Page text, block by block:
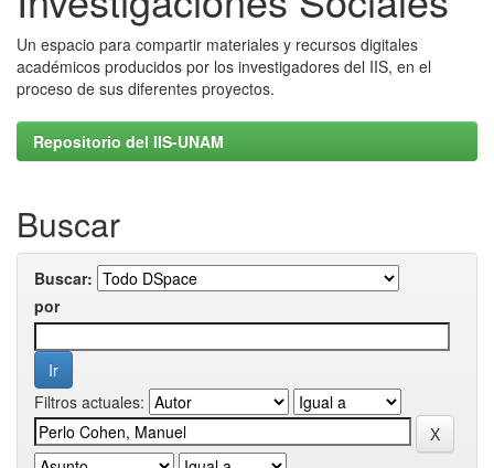
Un espacio para compartir materiales y recursos digitales
académicos producidos por los investigadores del IIS, en el
proceso de sus diferentes proyectos.
Repositorio del IIS-UNAM
Buscar
Buscar:
por
Filtros actuales: